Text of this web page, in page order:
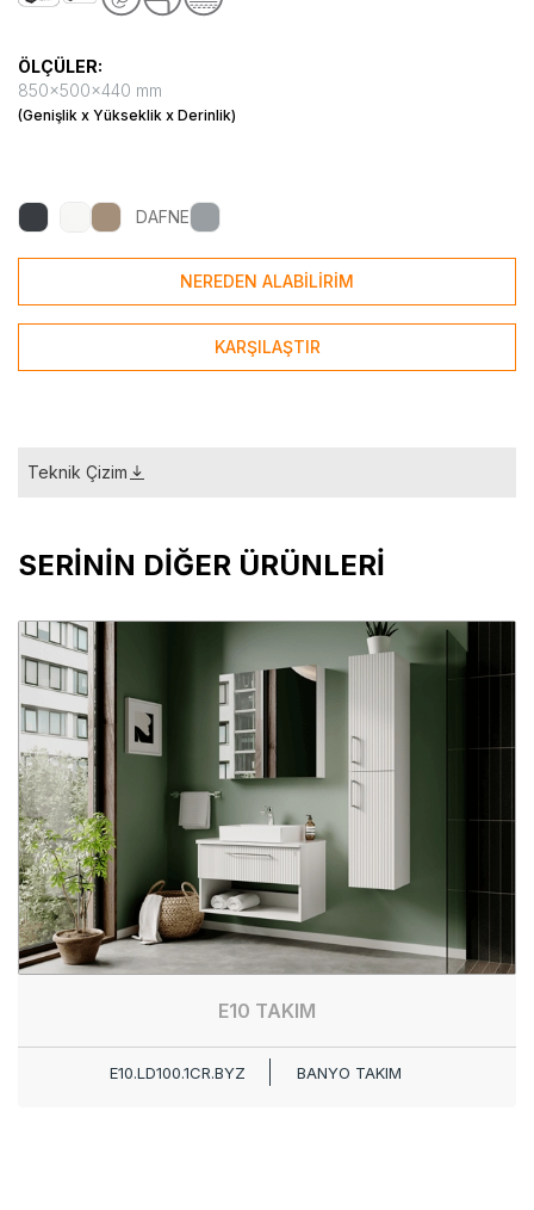
ÖLÇÜLER:
850x500x440 mm
(Genişlik x Yükseklik x Derinlik)
DAFNE
NEREDEN ALABİLİRİM
KARŞILAŞTIR
Teknik Çizim
SERİNİN DİĞER ÜRÜNLERİ
E10 TAKIM
E10.LD100.1CR.BYZ BANYO TAKIM